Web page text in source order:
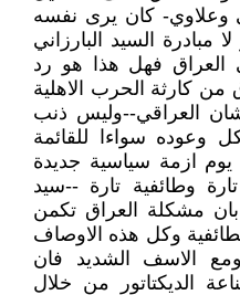
وعلاوي- كان يرى نفسه
مبادرة السيد البارزاني
العراق فهل هذا هو رد
من كارثة الحرب الاهلية
العراقي--وليس ذنب
وعوده سواءا للقائمة
يوم ازمة سياسية جديدة
وطائفية تارة --سيد
مشكلة العراق تكمن
وكل هذه الاوصاف
الاسف الشديد فان
الديكتاتور من خلال